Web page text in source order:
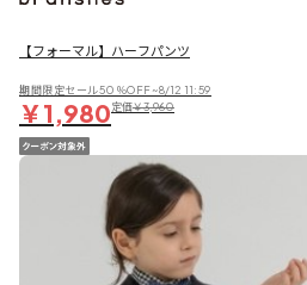
【フォーマル】ハーフパンツ
期間限定セール50％OFF~8/12 11:59
￥1,980定価￥3,960